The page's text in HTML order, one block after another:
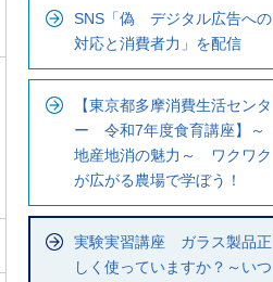
SNS「偽 デジタル広告への
対応と消費者力」を配信
【東京都多摩消費生活センタ
ー 令和7年度食育講座】～
地産地消の魅力～ ワクワク
が広がる農場で学ぼう！
実験実習講座 ガラス製品正
しく使っていますか？～いつ